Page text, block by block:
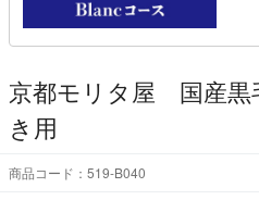
京都モリタ屋 国産黒
き用
商品コード：519-B040